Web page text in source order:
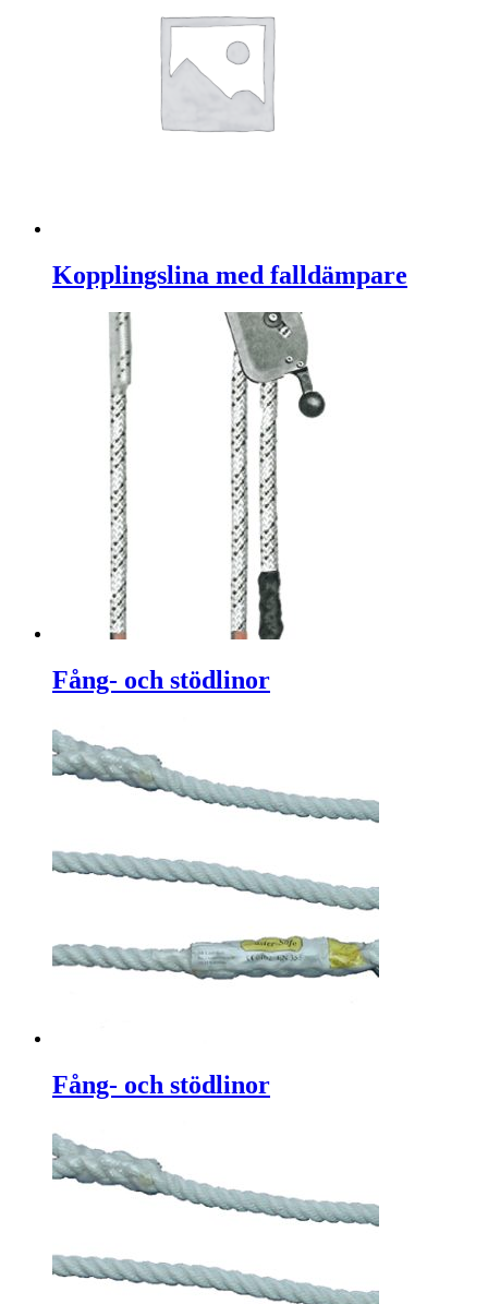
Kopplingslina med falldämpare
Fång- och stödlinor
Fång- och stödlinor